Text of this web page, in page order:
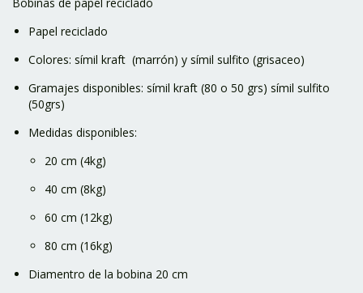
Papel reciclado
Colores: símil kraft (marrón) y símil sulfito (grisaceo)
Gramajes disponibles: símil kraft (80 o 50 grs) símil sulfito
(50grs)
Medidas disponibles:
20 cm (4kg)
40 cm (8kg)
60 cm (12kg)
80 cm (16kg)
Diamentro de la bobina 20 cm